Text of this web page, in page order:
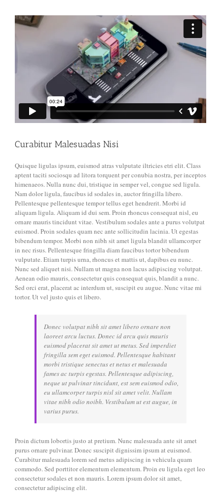
Curabitur Malesuadas Nisi
Quisque ligulas ipsum, euismod atras vulputate iltricies etri elit. Class
aptent taciti sociosqu ad litora torquent per conubia nostra, per inceptos
himenaeos. Nulla nunc dui, tristique in semper vel, congue sed ligula.
Nam dolor ligula, faucibus id sodales in, auctor fringilla libero.
Pellentesque pellentesque tempor tellus eget hendrerit. Morbi id
aliquam ligula. Aliquam id dui sem. Proin rhoncus consequat nisl, eu
ornare mauris tincidunt vitae. Vestibulum sodales ante a purus volutpat
euismod. Proin sodales quam nec ante sollicitudin lacinia. Ut egestas
bibendum tempor. Morbi non nibh sit amet ligula blandit ullamcorper
in nec risus. Pellentesque fringilla diam faucibus tortor bibendum
vulputate. Etiam turpis urna, rhoncus et mattis ut, dapibus eu nunc.
Nunc sed aliquet nisi. Nullam ut magna non lacus adipiscing volutpat.
Aenean odio mauris, consectetur quis consequat quis, blandit a nunc.
Sed orci erat, placerat ac interdum ut, suscipit eu augue. Nunc vitae mi
tortor. Ut vel justo quis et libero.
Donec volutpat nibh sit amet libero ornare non
laoreet arcu luctus. Donec id arcu quis mauris
euismod placerat sit amet ut metus. Sed imperdiet
fringilla sem eget euismod. Pellentesque habitant
morbi tristique senectus et netus et malesuada
fames ac turpis egestas. Pellentesque adipiscing,
neque ut pulvinar tincidunt, est sem euismod odio,
eu ullamcorper turpis nisl sit amet velit. Nullam
vitae nibh odio noibh. Vestibulum ut est augue, in
varius purus.
Proin dictum lobortis justo at pretium. Nunc malesuada ante sit amet
purus ornare pulvinar. Donec suscipit dignissim ipsum at euismod.
Curabitur malesuada lorem sed metus adipiscing in vehicula quam
commodo. Sed porttitor elementum elementum. Proin eu ligula eget leo
consectetur sodales et non mauris. Lorem ipsum dolor sit amet,
consectetur adipiscing elit.